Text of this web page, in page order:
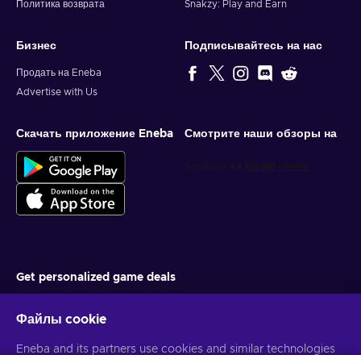
Политика возврата
Snakzy: Play and Earn
Бизнес
Продать на Eneba
Advertise with Us
Подписывайтесь на нас
Скачать приложение Eneba Смотрите наши обзоры на
Get personalized game deals
information
Файлы cookie
Eneba and its partners use cookies and similar technologies